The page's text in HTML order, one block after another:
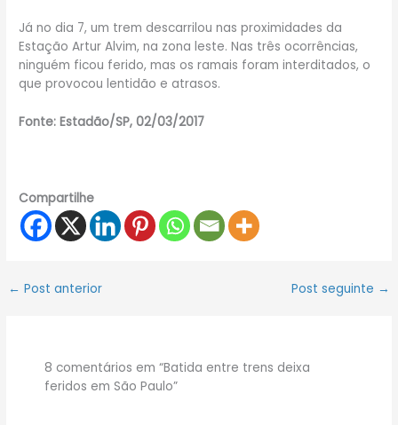
Já no dia 7, um trem descarrilou nas proximidades da
Estação Artur Alvim, na zona leste. Nas três ocorrências,
ninguém ficou ferido, mas os ramais foram interditados, o
que provocou lentidão e atrasos.
Fonte: Estadão/SP, 02/03/2017
Compartilhe
← Post anterior Post seguinte →
8 comentários em “Batida entre trens deixa
feridos em São Paulo”